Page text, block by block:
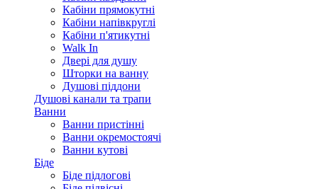
Кабіни прямокутні
Кабіни напівкруглі
Кабіни п'ятикутні
Walk In
Двері для душу
Шторки на ванну
Душові піддони
Душові канали та трапи
Ванни
Ванни пристінні
Ванни окремостоячі
Ванни кутові
Біде
Біде підлогові